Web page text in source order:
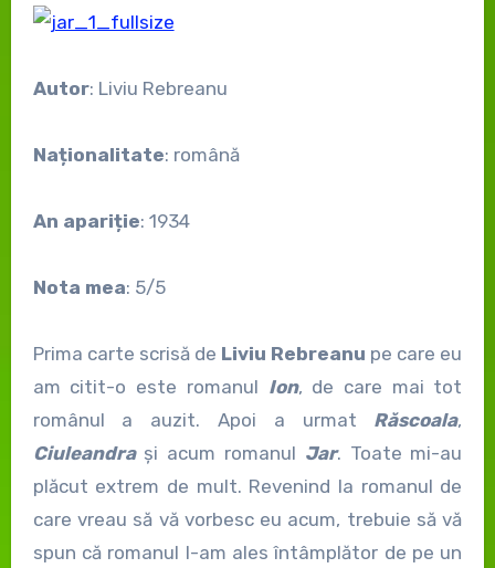
Autor: Liviu Rebreanu
Naționalitate: română
An apariție: 1934
Nota mea: 5/5
Prima carte scrisă de Liviu Rebreanu pe care eu
am citit-o este romanul Ion, de care mai tot
românul a auzit. Apoi a urmat Răscoala,
Ciuleandrași acum romanul Jar. Toate mi-au
plăcut extrem de mult. Revenind la romanul de
care vreau să vă vorbesc eu acum, trebuie să vă
spun că romanul l-am ales întâmplător de pe un